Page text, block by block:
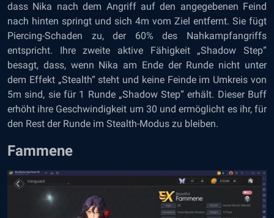
dass Nika nach dem Angriff auf den angegebenen Feind
nach hinten springt und sich 4m vom Ziel entfernt. Sie fügt
Piercing-Schaden zu, der 60% des Nahkampfangriffs
entspricht. Ihre zweite aktive Fähigkeit „Shadow Step“
besagt, dass, wenn Nika am Ende der Runde nicht unter
dem Effekt „Stealth“ steht und keine Feinde im Umkreis von
5m sind, sie für 1 Runde „Shadow Step“ erhält. Dieser Buff
erhöht ihre Geschwindigkeit um 30 und ermöglicht es ihr, für
den Rest der Runde im Stealth-Modus zu bleiben.
Fammene